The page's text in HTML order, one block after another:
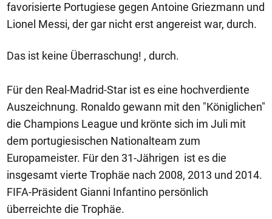
favorisierte Portugiese gegen Antoine Griezmann und
Lionel Messi, der gar nicht erst angereist war, durch.
Das ist keine Überraschung! , durch.
Für den Real-Madrid-Star ist es eine hochverdiente
Auszeichnung. Ronaldo gewann mit den "Königlichen"
die Champions League und krönte sich im Juli mit
dem portugiesischen Nationalteam zum
Europameister. Für den 31-Jährigen ist es die
insgesamt vierte Trophäe nach 2008, 2013 und 2014.
FIFA-Präsident Gianni Infantino persönlich
überreichte die Trophäe.